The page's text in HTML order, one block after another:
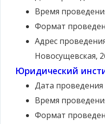
Время
Формат
Адрес
Новосущевская,
Юридический
Дата проведения
Время
Формат